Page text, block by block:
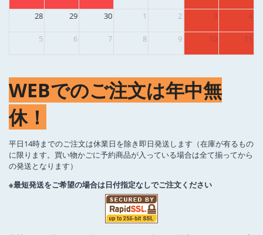
28 29 30 1 2 3 4
5 6 7 8 9 10 11
WEBでのご注文は年中無
休！
平日14時までのご注文は休業日を除き即日発送します（在庫が有るもの
に限ります。買い物かごに予約商品が入っている場合は全て揃ってから
の発送となります）
※最短発送をご希望の場合は日付指定なしでご注文ください